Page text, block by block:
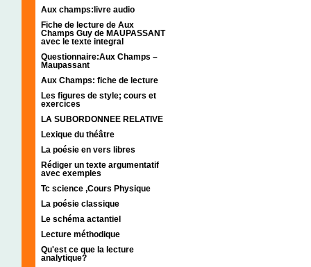
Aux champs:livre audio
Fiche de lecture de Aux
Champs Guy de MAUPASSANT
avec le texte integral
Questionnaire:Aux Champs –
Maupassant
Aux Champs: fiche de lecture
Les figures de style; cours et
exercices
LA SUBORDONNEE RELATIVE
Lexique du théâtre
La poésie en vers libres
Rédiger un texte argumentatif
avec exemples
Tc science ,Cours Physique
La poésie classique
Le schéma actantiel
Lecture méthodique
Qu'est ce que la lecture
analytique?